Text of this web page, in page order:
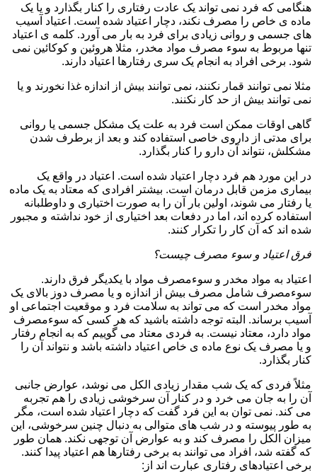
هنگامی که فرد نمی تواند یک عادت رفتاری را کنار بگذارد و یا یک
ماده ی خاص را مصرف نکند، دچار اعتیاد شده است. اعتیاد آسیب
های جسمی و روانی زیادی برای فرد به بار می آورد. کلمه ی اعتیاد
تنها مربوط به سوء مصرف مواد مخدر، مثلا هروئین و کوکائین نمی
شود. برخی افراد به انجام یک سری رفتارها اعتیاد دارند.
مثلا نمی توانند قمار نکنند، نمی توانند بیش از اندازه غذا نخورند و یا
نمی توانند بیش از حد کار نکنند.
گاهی اوقات ممکن است فرد به علت یک مشکل جسمی یا روانی
برای مدتی از داروی خاصی استفاده کند و بعد از برطرف شدن
مشکلش، نتواند آن دارو را کنار بگذارد.
در این مورد هم فرد دچار اعتیاد شده است. اعتیاد در واقع یک
بیماری مزمن قابل درمان است. بیشتر افرادی که معتاد به یک ماده
یا رفتار می شوند، اولین بار آن را به صورت اختیاری و داوطلبانه
استفاده کرده اند، اما در دفعات بعد اختیاری از خود نداشته و مجبور
شده اند که آن کار را تکرار کنند.
فرق اعتیاد و سوء مصرف چیست؟
اعتیاد به مواد مخدر و سوءمصرف مواد با یکدیگر فرق دارند.
سوءمصرف شامل مصرف بیش از اندازه و یا مصرف دوز بالای یک
مواد مخدر است که می تواند به سلامت فرد و موقعیت اجتماعی او
آسیب برساند. البته توجه داشته باشید که هر کسی که سوءمصرف
مواد دارد، معتاد نیست. به فردی معتاد می گوییم که به انجام رفتار
و یا مصرف یک نوع ماده ی خاص اعتیاد داشته باشد و نتواند آن را
کنار بگذارد.
مثلاً فردی که یک شب مقدار زیادی الکل می نوشد، عوارض جانبی
آن را به جان می خرد و در کنار آن سرخوشی زیادی را هم تجربه
می کند. نمی توان به این فرد گفت که دچار اعتیاد شده است، مگر
به طور پیوسته و در شب های متوالی به دنبال چنین سرخوشی، این
میزان الکل را مصرف کند و به عوارض آن توجهی نکند. همان طور
که گفته شد، افراد می توانند به برخی رفتارها هم اعتیاد پیدا کنند.
برخی اعتیادهای رفتاری عبارت اند از: